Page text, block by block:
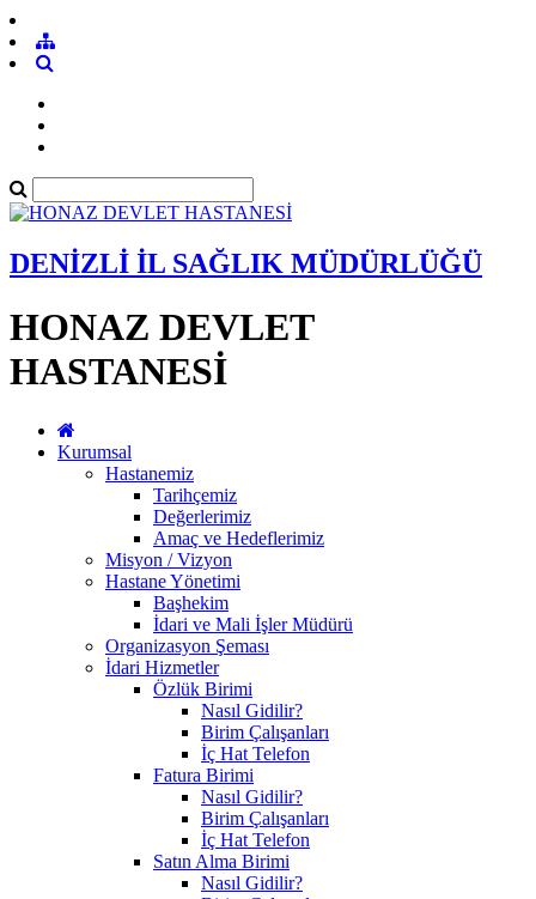
DENİZLİ İL SAĞLIK MÜDÜRLÜĞÜ
HONAZ DEVLET
HASTANESİ
Kurumsal
Hastanemiz
Tarihçemiz
Değerlerimiz
Amaç ve Hedeflerimiz
Misyon / Vizyon
Hastane Yönetimi
Başhekim
İdari ve Mali İşler Müdürü
Organizasyon Şeması
İdari Hizmetler
Özlük Birimi
Nasıl Gidilir?
Birim Çalışanları
İç Hat Telefon
Fatura Birimi
Nasıl Gidilir?
Birim Çalışanları
İç Hat Telefon
Satın Alma Birimi
Nasıl Gidilir?